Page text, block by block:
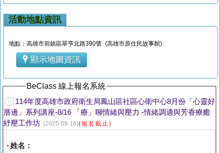
活動地點資訊
地點：高雄市前鎮區翠亨北路390號 (高雄市原住民故事館)
顯示地圖資訊
BeClass 線上報名系統
114年度高雄市政府衛生局鳳山區社區心衛中心8月份「心靈好
厝邊」系列講座-8/16 「療」聊情緒與壓力 -情緒調適與芳香療癒
紓壓工作坊 (2025-08-16)(報名截止)
* 姓名：